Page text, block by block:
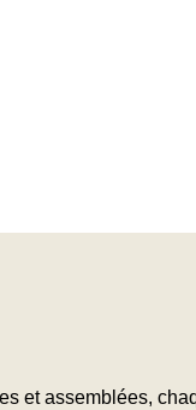
et assemblées,